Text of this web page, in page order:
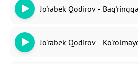
Jo'rabek Qodirov -
Jo'rabek Qodirov -